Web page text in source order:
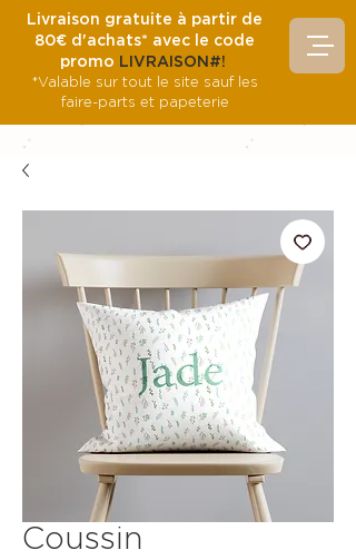
Livraison gratuite à partir de
80€ d'achats* avec le code
promo LIVRAISON#!
*Valable sur tout le site sauf les
faire-parts et papeterie
Coussin